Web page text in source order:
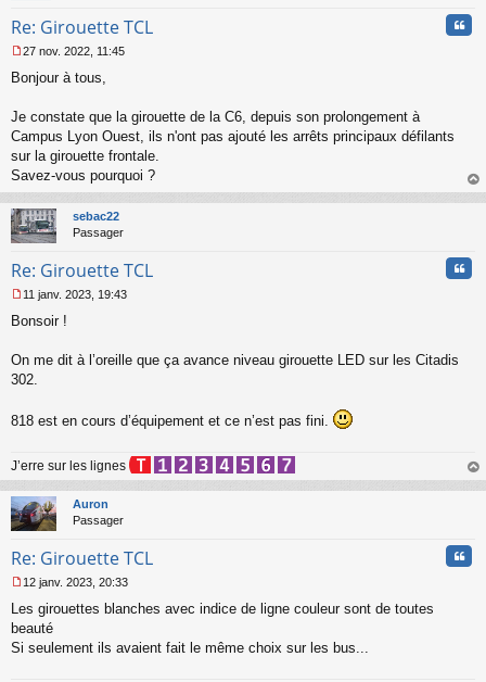
o
l
u
Re: Girouette TCL
e
s
g
e
n
o
n
l
u
27 nov. 2022, 11:45
Bonjour à tous,
Je constate que la girouette de la C6, depuis son prolongement à
Campus Lyon Ouest, ils n'ont pas ajouté les arrêts principaux défilants
sur la girouette frontale.
Savez-vous pourquoi ?
au
sebac22
Passager
Re: Girouette TCL
e
s
a
g
n
l
11 janv. 2023, 19:43
Bonsoir !
On me dit à l’oreille que ça avance niveau girouette LED sur les Citadis
302.
818 est en cours d’équipement et ce n’est pas fini.
J’erre sur les lignes
au
Auron
Passager
Re: Girouette TCL
e
s
12 janv. 2023, 20:33
Les girouettes blanches avec indice de ligne couleur sont de toutes
beauté
Si seulement ils avaient fait le même choix sur les bus...